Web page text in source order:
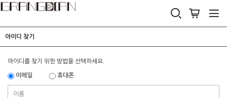
아이디 찾기
아이디를 찾기 위한 방법을 선택하세요.
이메일
휴대폰